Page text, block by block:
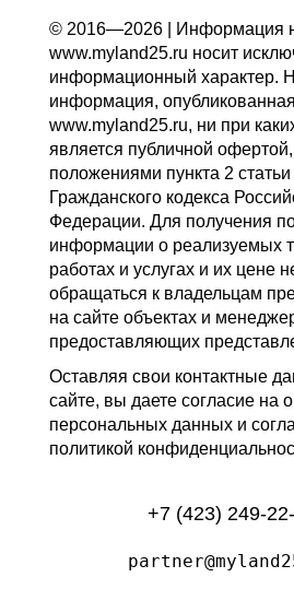
© 2016—2026 | Информация
www.myland25.ru носит
информационный характер.
информация,
www.myland25.ru, ни при
является публичной
положениями пункта 2
Гражданского кодекса
Федерации. Для получения
информации о реализуемых
работах и услугах и их цене
обращаться к владельцам
на сайте объектах и
предоставляющих
Оставляя свои контактные
сайте, вы даете согласие на
персональных данных и
политикой
+7 (423) 249-